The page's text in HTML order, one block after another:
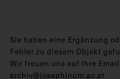
Sie haben eine Ergänzung
Fehler zu diesem Objekt
Wir freuen uns auf Ihre
archiv@josephinum.ac.at